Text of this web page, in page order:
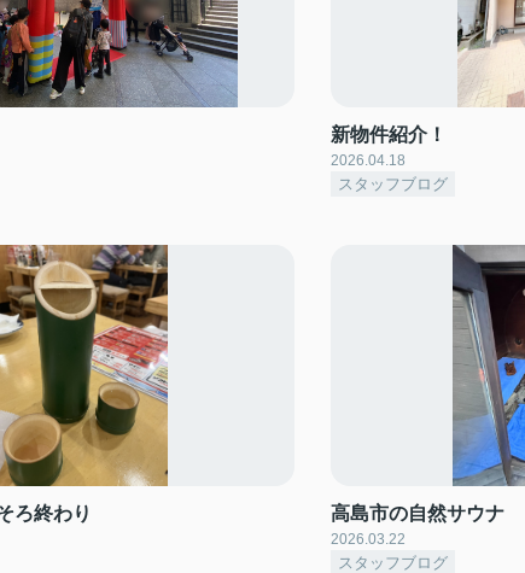
新物件紹介！
2026.04.18
スタッフブログ
ろ終わり 高島市の自然サウナ
2026.03.22
スタッフブログ